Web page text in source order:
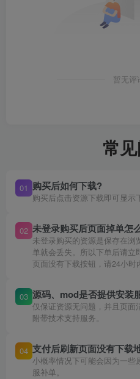
暂无评
常
01 购买后如何下载?
购买后点击资源下载即可显示
02 未登录购买后页面掉单怎
未登录购买的资源是保存在浏
单就会丢失。所以下单后请立
页面没有下载按钮，请24小时
03 源码、mod是否提供安装
仅保证资源无问题，并且页面
附带技术支持服务。
04 支付后刷新页面没有下载
小概率情况下可能会因为一些
服补单。